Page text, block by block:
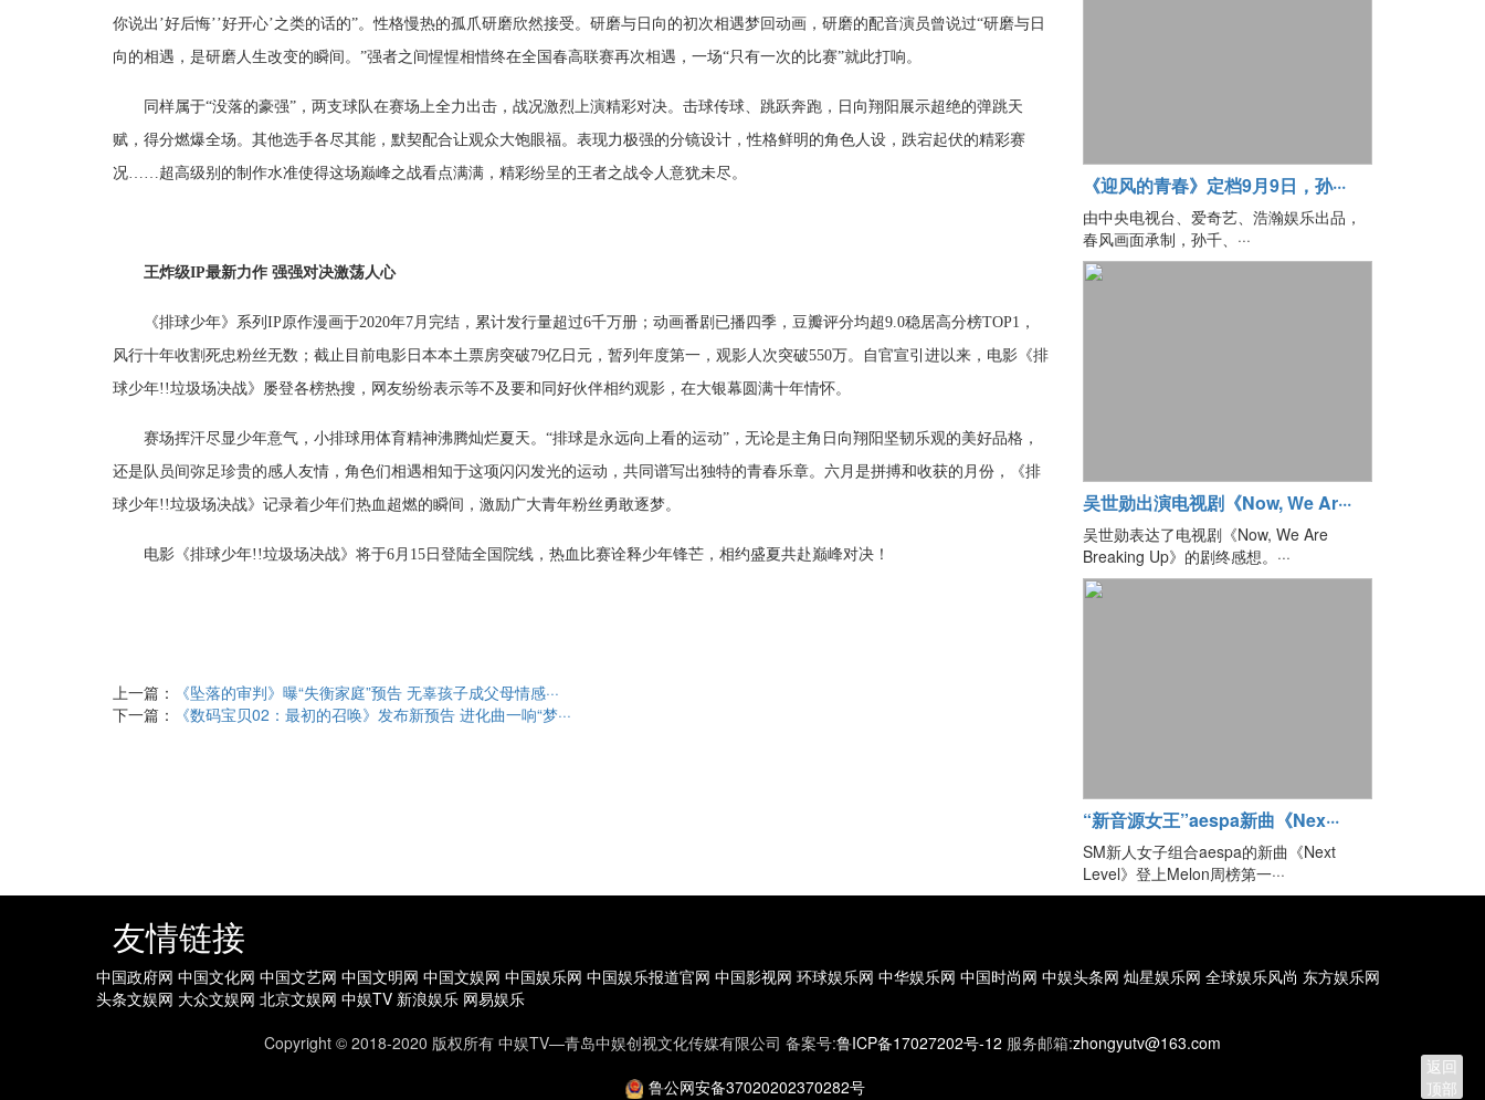
你说出’好后悔’’好开心’之类的话的”。性格慢热的孤爪研磨欣然接受。研磨与日向的初次相遇梦回动画，研磨的配音演员曾说过“研磨与日
向的相遇，是研磨人生改变的瞬间。”强者之间惺惺相惜终在全国春高联赛再次相遇，一场“只有一次的比赛”就此打响。
同样属于“没落的豪强”，两支球队在赛场上全力出击，战况激烈上演精彩对决。击球传球、跳跃奔跑，日向翔阳展示超绝的弹跳天
赋，得分燃爆全场。其他选手各尽其能，默契配合让观众大饱眼福。表现力极强的分镜设计，性格鲜明的角色人设，跌宕起伏的精彩赛
况……超高级别的制作水准使得这场巅峰之战看点满满，精彩纷呈的王者之战令人意犹未尽。
王炸级IP最新力作 强强对决激荡人心
《排球少年》系列IP原作漫画于2020年7月完结，累计发行量超过6千万册；动画番剧已播四季，豆瓣评分均超9.0稳居高分榜TOP1，
风行十年收割死忠粉丝无数；截止目前电影日本本土票房突破79亿日元，暂列年度第一，观影人次突破550万。自官宣引进以来，电影《排
球少年!!垃圾场决战》屡登各榜热搜，网友纷纷表示等不及要和同好伙伴相约观影，在大银幕圆满十年情怀。
赛场挥汗尽显少年意气，小排球用体育精神沸腾灿烂夏天。“排球是永远向上看的运动”，无论是主角日向翔阳坚韧乐观的美好品格，
还是队员间弥足珍贵的感人友情，角色们相遇相知于这项闪闪发光的运动，共同谱写出独特的青春乐章。六月是拼搏和收获的月份，《排
球少年!!垃圾场决战》记录着少年们热血超燃的瞬间，激励广大青年粉丝勇敢逐梦。
电影《排球少年!!垃圾场决战》将于6月15日登陆全国院线，热血比赛诠释少年锋芒，相约盛夏共赴巅峰对决！
上一篇：
《坠落的审判》曝“失衡家庭”预告 无辜孩子成父母情感···
下一篇：
《数码宝贝02：最初的召唤》发布新预告 进化曲一响“梦···
《迎风的青春》定档9月9日，孙···
由中央电视台、爱奇艺、浩瀚娱乐出品，
春风画面承制，孙千、···
吴世勋出演电视剧《Now, We Ar···
吴世勋表达了电视剧《Now, We Are
Breaking Up》的剧终感想。···
“新音源女王”aespa新曲《Nex···
SM新人女子组合aespa的新曲《Next
Level》登上Melon周榜第一···
友情链接
中国政府网 中国文化网 中国文艺网 中国文明网 中国文娱网 中国娱乐网 中国娱乐报道官网 中国影视网 环球娱乐网 中华娱乐网 中国时尚网 中娱头条网 灿星娱乐网 全球娱乐风尚 东方娱乐网
头条文娱网 大众文娱网 北京文娱网 中娱TV 新浪娱乐 网易娱乐
Copyright © 2018-2020 版权所有 中娱TV—青岛中娱创视文化传媒有限公司 备案号:鲁ICP备17027202号-12 服务邮箱:zhongyutv@163.com
鲁公网安备37020202370282号
返回
顶部